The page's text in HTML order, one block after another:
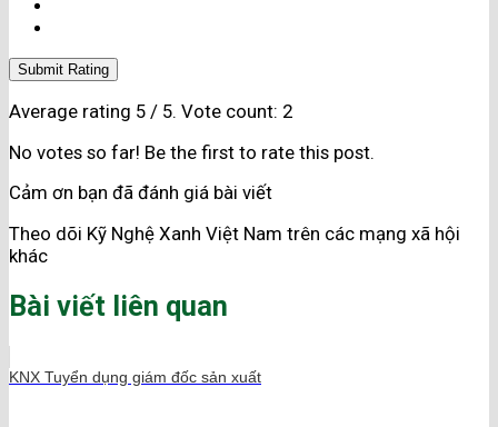
Submit Rating
Average rating 5 / 5. Vote count: 2
No votes so far! Be the first to rate this post.
Cảm ơn bạn đã đánh giá bài viết
Theo dõi Kỹ Nghệ Xanh Việt Nam trên các mạng xã hội
khác
Bài viết liên quan
KNX Tuyển dụng giám đốc sản xuất